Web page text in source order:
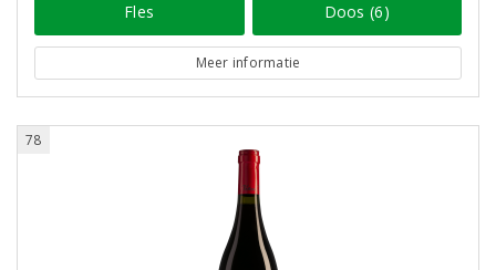
Fles Doos (6)
Meer informatie
78